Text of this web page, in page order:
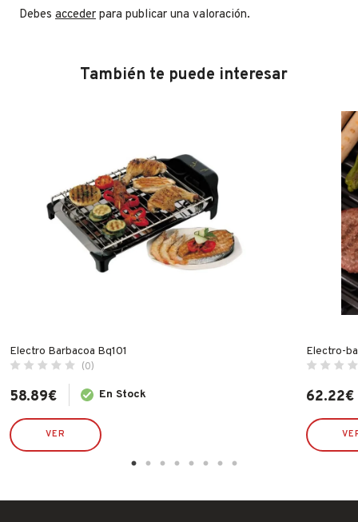
Debes acceder para publicar una valoración.
También te puede interesar
Electro Barbacoa Bq101
(0)
58.89€ En Stock
VER
Electro-
62.22€